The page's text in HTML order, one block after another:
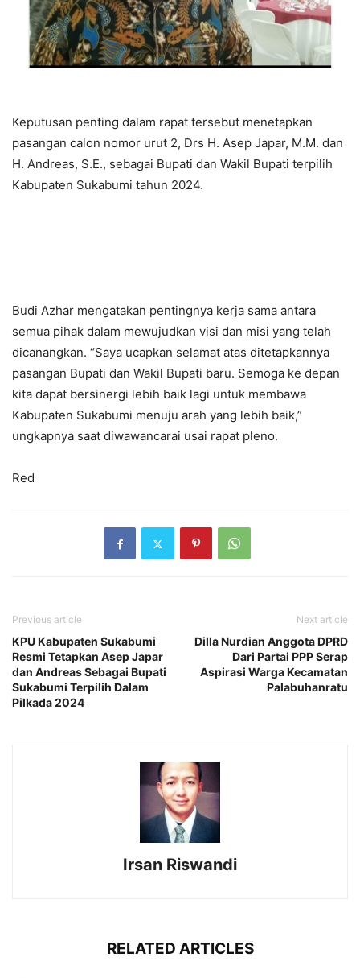
Keputusan penting dalam rapat tersebut menetapkan
pasangan calon nomor urut 2, Drs H. Asep Japar, M.M. dan
H. Andreas, S.E., sebagai Bupati dan Wakil Bupati terpilih
Kabupaten Sukabumi tahun 2024.
Budi Azhar mengatakan pentingnya kerja sama antara
semua pihak dalam mewujudkan visi dan misi yang telah
dicanangkan. “Saya ucapkan selamat atas ditetapkannya
pasangan Bupati dan Wakil Bupati baru. Semoga ke depan
kita dapat bersinergi lebih baik lagi untuk membawa
Kabupaten Sukabumi menuju arah yang lebih baik,”
ungkapnya saat diwawancarai usai rapat pleno.
Red
Previous article
KPU Kabupaten Sukabumi
Resmi Tetapkan Asep Japar
dan Andreas Sebagai Bupati
Sukabumi Terpilih Dalam
Pilkada 2024
Next article
Dilla Nurdian Anggota DPRD
Dari Partai PPP Serap
Aspirasi Warga Kecamatan
Palabuhanratu
Irsan Riswandi
RELATED ARTICLES